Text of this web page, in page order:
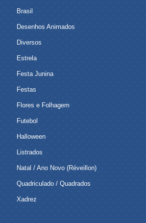
Brasil
Desenhos Animados
Diversos
Estrela
Festa Junina
Festas
Flores e Folhagem
Futebol
Halloween
Listrados
Natal / Ano Novo (Réveillon)
Quadriculado / Quadrados
Xadrez